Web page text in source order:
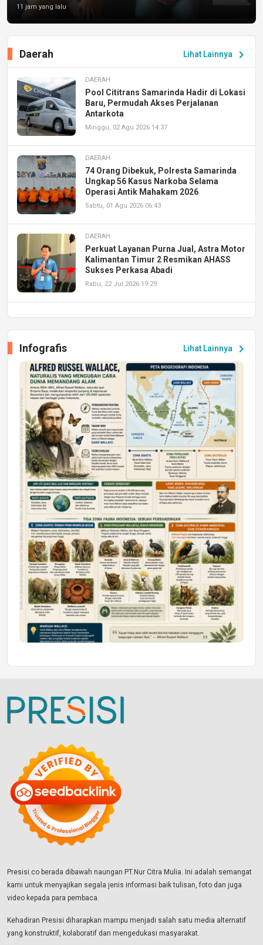
11 jam yang lalu
Lihat Lainnya chevron_right
Daerah
DAERAH
Pool Cititrans Samarinda Hadir di Lokasi
Baru, Permudah Akses Perjalanan
Antarkota
Minggu, 02 Agu 2026 14:37
DAERAH
74 Orang Dibekuk, Polresta Samarinda
Ungkap 56 Kasus Narkoba Selama
Operasi Antik Mahakam 2026
Sabtu, 01 Agu 2026 06:43
DAERAH
Perkuat Layanan Purna Jual, Astra Motor
Kalimantan Timur 2 Resmikan AHASS
Sukses Perkasa Abadi
Rabu, 22 Jul 2026 19:29
Peluang Kerja dan Magang
Jumat, 17 Jul 2026 22:30
DAERAH
Astra Motor Kalimantan Timur 2 Dukung
Mahasiswa Samarinda dalam Astra
Honda SDGs Future Leaders 2026
Jumat, 10 Jul 2026 19:01
Lihat Lainnya chevron_right
Infografis
Presisi.co berada dibawah naungan PT.Nur Citra Mulia. Ini adalah semangat
kami untuk menyajikan segala jenis informasi baik tulisan, foto dan juga
video kepada para pembaca.
Kehadiran Presisi diharapkan mampu menjadi salah satu media alternatif
yang konstruktif, kolaboratif dan mengedukasi masyarakat.